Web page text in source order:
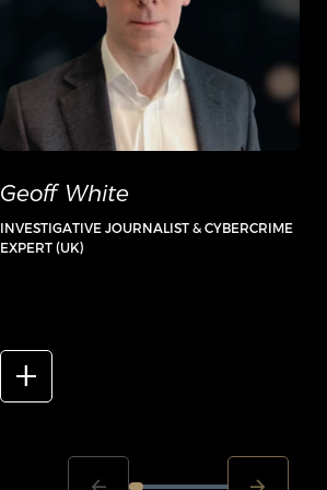
Geoff White
INVESTIGATIVE JOURNALIST & CYBERCRIME
EXPERT (UK)
add_2